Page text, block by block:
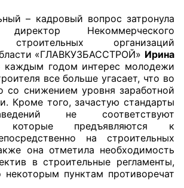
– кадровый вопрос затронула
директор Некоммерческого
строительных организаций
«ГЛАВКУЗБАССТРОЙ» Ирина
каждым годом интерес молодежи
все больше угасает, что во
со снижением уровня заработной
Кроме того, зачастую стандарты
не соответствуют
которые предъявляются к
на строительных
она отметила необходимость
в строительные регламенты,
пунктам противоречат